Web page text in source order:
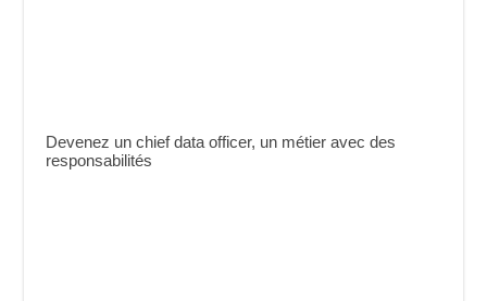
Devenez un chief data officer, un métier avec des
responsabilités